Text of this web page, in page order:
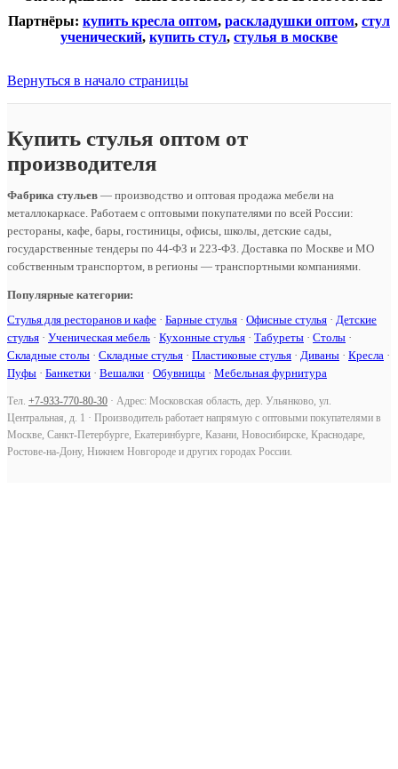
Партнёры: купить кресла оптом, раскладушки оптом, стул
ученический, купить стул, стулья в москве
Вернуться в начало страницы
Купить стулья оптом от
производителя
Фабрика стульев — производство и оптовая продажа мебели на
металлокаркасе. Работаем с оптовыми покупателями по всей России:
рестораны, кафе, бары, гостиницы, офисы, школы, детские сады,
государственные тендеры по 44-ФЗ и 223-ФЗ. Доставка по Москве и МО
собственным транспортом, в регионы — транспортными компаниями.
Популярные категории:
Стулья для ресторанов и кафе · Барные стулья · Офисные стулья · Детские
стулья · Ученическая мебель · Кухонные стулья · Табуреты · Столы ·
Складные столы · Складные стулья · Пластиковые стулья · Диваны · Кресла ·
Пуфы · Банкетки · Вешалки · Обувницы · Мебельная фурнитура
Тел. +7-933-770-80-30 · Адрес: Московская область, дер. Ульянково, ул.
Центральная, д. 1 · Производитель работает напрямую с оптовыми покупателями в
Москве, Санкт-Петербурге, Екатеринбурге, Казани, Новосибирске, Краснодаре,
Ростове-на-Дону, Нижнем Новгороде и других городах России.